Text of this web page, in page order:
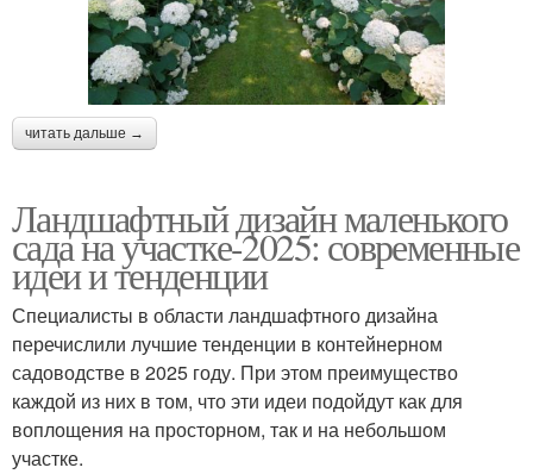
читать дальше →
Ландшафтный дизайн маленького
сада на участке-2025: современные
идеи и тенденции
Специалисты в области ландшафтного дизайна
перечислили лучшие тенденции в контейнерном
садоводстве в 2025 году. При этом преимущество
каждой из них в том, что эти идеи подойдут как для
воплощения на просторном, так и на небольшом
участке.